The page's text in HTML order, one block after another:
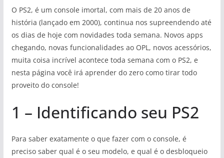
O PS2, é um console imortal, com mais de 20 anos de
história (lançado em 2000), continua nos supreendendo até
os dias de hoje com novidades toda semana. Novos apps
chegando, novas funcionalidades ao OPL, novos acessórios,
muita coisa incrível acontece toda semana com o PS2, e
nesta página você irá aprender do zero como tirar todo
proveito do console!
1 – Identificando seu PS2
Para saber exatamente o que fazer com o console, é
preciso saber qual é o seu modelo, e qual é o desbloqueio